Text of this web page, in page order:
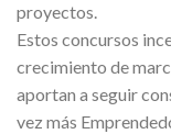
proyectos.
Estos concursos
crecimiento de
aportan a seguir
vez más